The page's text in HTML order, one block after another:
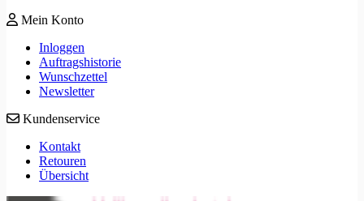
Mein Konto
Inloggen
Auftragshistorie
Wunschzettel
Newsletter
Kundenservice
Kontakt
Retouren
Übersicht